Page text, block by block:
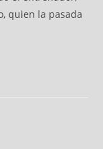
quien la pasada